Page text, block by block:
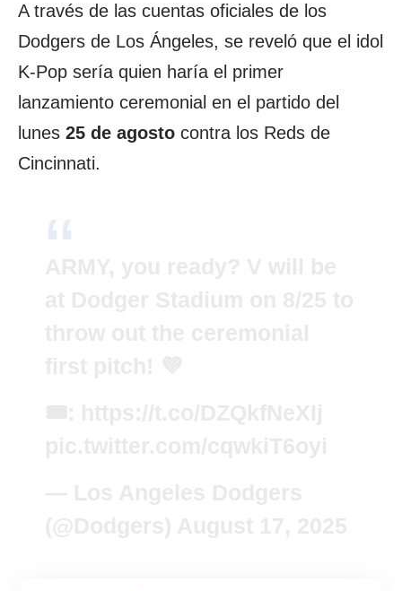
A través de las cuentas oficiales de los
Dodgers de Los Ángeles, se reveló que el idol
K-Pop sería quien haría el primer
lanzamiento ceremonial en el partido del
lunes 25 de agosto contra los Reds de
Cincinnati.